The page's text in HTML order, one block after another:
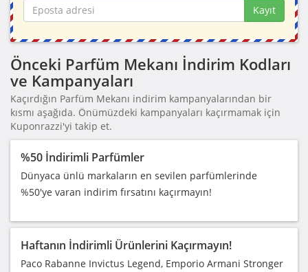
Kayıt
Önceki Parfüm Mekanı İndirim Kodları
ve Kampanyaları
Kaçırdığın Parfüm Mekanı indirim kampanyalarından bir
kısmı aşağıda. Önümüzdeki kampanyaları kaçırmamak için
Kuponrazzi'yi takip et.
%50 İndirimli Parfümler
Dünyaca ünlü markaların en sevilen parfümlerinde
%50'ye varan indirim fırsatını kaçırmayın!
Haftanın İndirimli Ürünlerini Kaçırmayın!
Paco Rabanne Invictus Legend, Emporio Armani Stronger